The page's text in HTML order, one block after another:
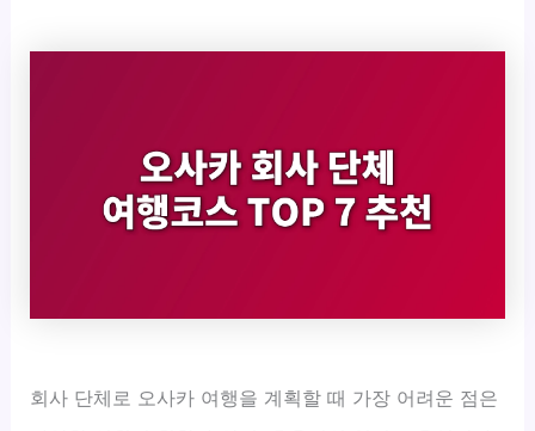
회사 단체로 오사카 여행을 계획할 때 가장 어려운 점은